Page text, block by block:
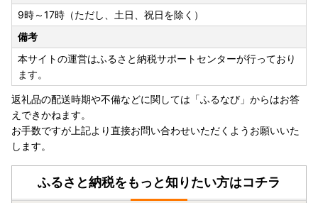
9時～17時（ただし、土日、祝日を除く）
備考
本サイトの運営はふるさと納税サポートセンターが行っており
ます。
返礼品の配送時期や不備などに関しては「ふるなび」からはお答
えできかねます。
お手数ですが上記より直接お問い合わせいただくようお願いいた
します。
ふるさと納税をもっと知りたい方はコチラ